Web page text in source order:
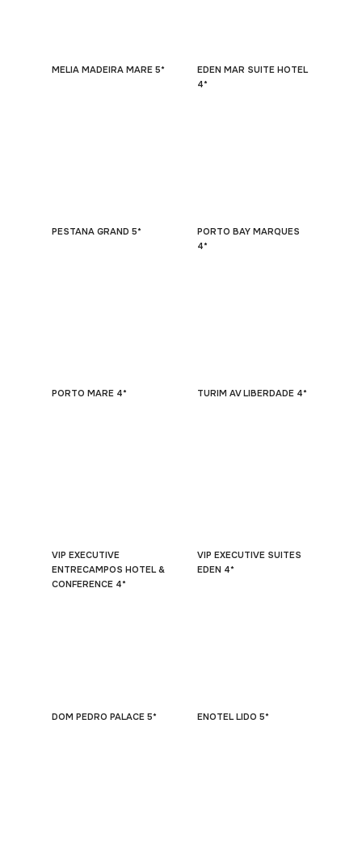
MELIA MADEIRA MARE 5*
EDEN MAR SUITE HOTEL
4*
PESTANA GRAND 5*
PORTO BAY MARQUES
4*
PORTO MARE 4* TURIM AV LIBERDADE 4*
VIP EXECUTIVE
ENTRECAMPOS HOTEL &
CONFERENCE 4*
VIP EXECUTIVE SUITES
EDEN 4*
DOM PEDRO PALACE 5* ENOTEL LIDO 5*